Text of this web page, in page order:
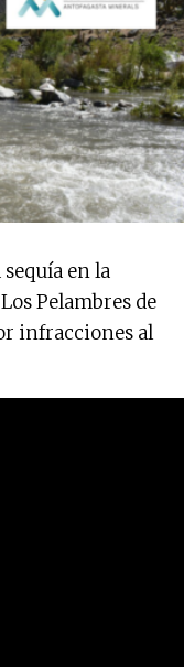
en la
Pelambres de
infracciones al